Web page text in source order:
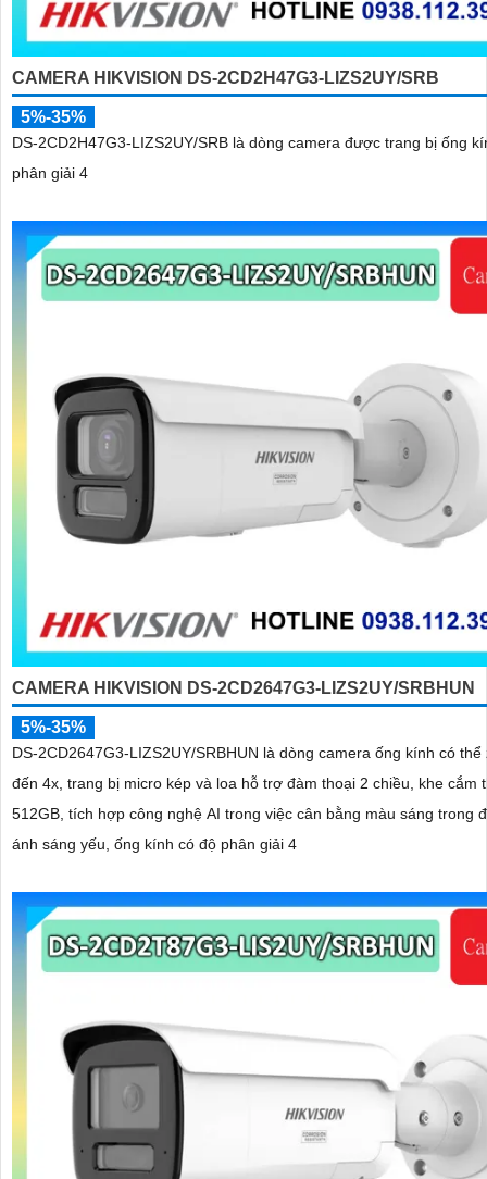
CAMERA HIKVISION DS-2CD2H47G3-LIZS2UY/SRB
5%-35%
DS-2CD2H47G3-LIZS2UY/SRB là dòng camera được trang bị ống
phân giải 4
CAMERA HIKVISION DS-2CD2647G3-LIZS2UY/SRBHUN
5%-35%
DS-2CD2647G3-LIZS2UY/SRBHUN là dòng camera ống kính có thể
đến 4x, trang bị micro kép và loa hỗ trợ đàm thoại 2 chiều, khe cắm
512GB, tích hợp công nghệ AI trong việc cân bằng màu sáng trong
ánh sáng yếu, ống kính có độ phân giải 4